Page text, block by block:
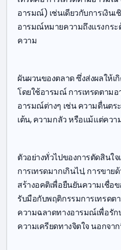
อารมณ์) เช่นเดียวกับการเงิน
อารมณ์หมายความถึงแรงกร
ความ
ผันผวนของตลาด ซึ่งส่งผลให้
โดยใช้อารมณ์ การเทรดตาม
อารมณ์ต่างๆ เช่น ความตื่นต
เต้น, ความกลัว หรือแม้แต่คว
ตัวอย่างทั่วไปของการตัดสินใ
การเทรดมากเกินไป, การขา
สร้างอคติเพื่อยืนยันความเชื่อ
รับมือกับพฤติกรรมการเทรด
ความฉลาดทางอารมณ์เพื่อรัก
ความเครียดทางจิตใจ นอกจา